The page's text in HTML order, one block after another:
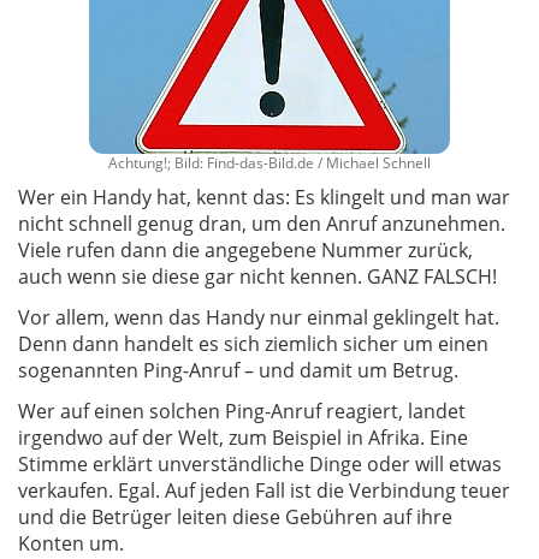
Achtung!; Bild: Find-das-Bild.de / Michael Schnell
Wer ein Handy hat, kennt das: Es klingelt und man war
nicht schnell genug dran, um den Anruf anzunehmen.
Viele rufen dann die angegebene Nummer zurück,
auch wenn sie diese gar nicht kennen. GANZ FALSCH!
Vor allem, wenn das Handy nur einmal geklingelt hat.
Denn dann handelt es sich ziemlich sicher um einen
sogenannten Ping-Anruf – und damit um Betrug.
Wer auf einen solchen Ping-Anruf reagiert, landet
irgendwo auf der Welt, zum Beispiel in Afrika. Eine
Stimme erklärt unverständliche Dinge oder will etwas
verkaufen. Egal. Auf jeden Fall ist die Verbindung teuer
und die Betrüger leiten diese Gebühren auf ihre
Konten um.